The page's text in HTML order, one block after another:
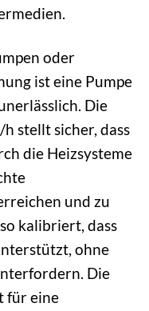
oder
ist eine Pumpe
Die
stellt sicher, dass
die Heizsysteme
und zu
kalibriert, dass
ohne
Die
für eine